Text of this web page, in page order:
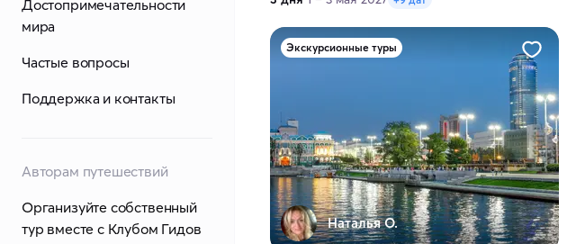
Достопримечательности
мира
Частые вопросы
Поддержка и контакты
Авторам путешествий
Организуйте собственный
тур вместе с Клубом Гидов
Экскурсионные туры
Наталья О.